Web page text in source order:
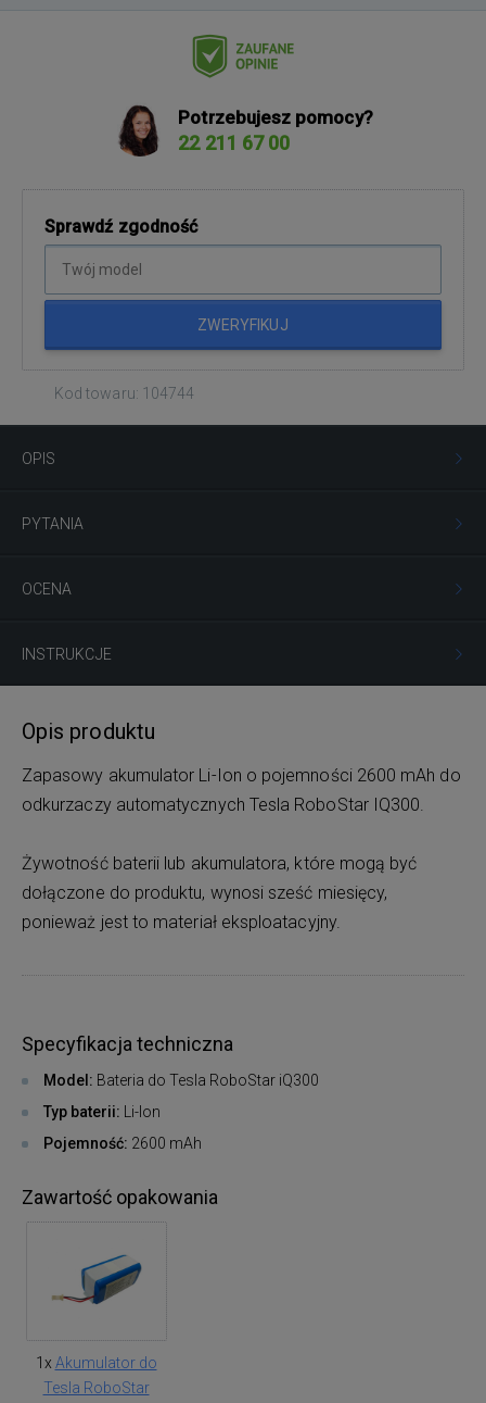
Potrzebujesz pomocy?
22 211 67 00
Sprawdź zgodność
ZWERYFIKUJ
Kod towaru: 104744
OPIS
PYTANIA
OCENA
INSTRUKCJE
Opis produktu
Zapasowy akumulator Li-Ion o pojemności 2600 mAh do
odkurzaczy automatycznych Tesla RoboStar IQ300.
Żywotność baterii lub akumulatora, które mogą być
dołączone do produktu, wynosi sześć miesięcy,
ponieważ jest to materiał eksploatacyjny.
Specyfikacja techniczna
Model: Bateria do Tesla RoboStar iQ300
Typ baterii: Li-Ion
Pojemność: 2600 mAh
Zawartość opakowania
1x Akumulator do
Tesla RoboStar